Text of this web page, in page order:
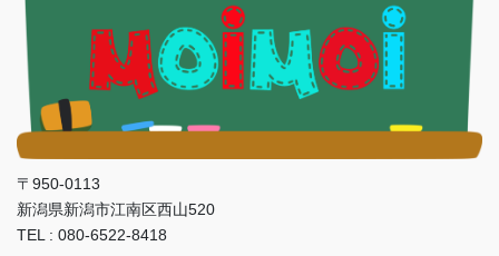
〒950-0113
新潟県新潟市江南区西山520
TEL : 080-6522-8418